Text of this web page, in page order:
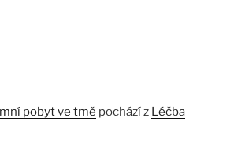
pobyt ve tmě pochází z Léčba